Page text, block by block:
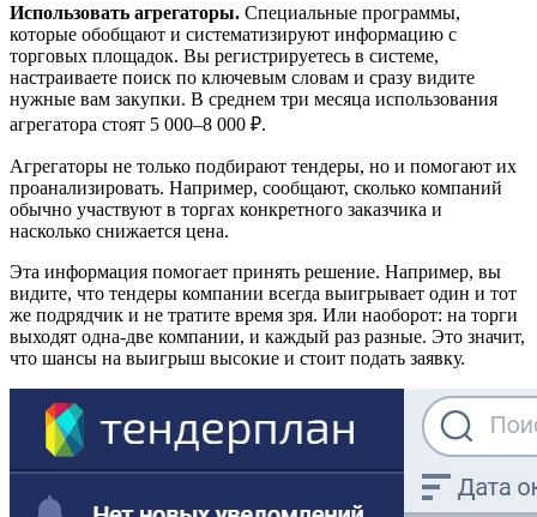
Использовать агрегаторы. Специальные программы,
которые обобщают и систематизируют информацию с
торговых площадок. Вы регистрируетесь в системе,
настраиваете поиск по ключевым словам и сразу видите
нужные вам закупки. В среднем три месяца использования
агрегатора стоят 5 000–8 000 ₽.
Агрегаторы не только подбирают тендеры, но и помогают их
проанализировать. Например, сообщают, сколько компаний
обычно участвуют в торгах конкретного заказчика и
насколько снижается цена.
Эта информация помогает принять решение. Например, вы
видите, что тендеры компании всегда выигрывает один и тот
же подрядчик и не тратите время зря. Или наоборот: на торги
выходят одна-две компании, и каждый раз разные. Это значит,
что шансы на выигрыш высокие и стоит подать заявку.